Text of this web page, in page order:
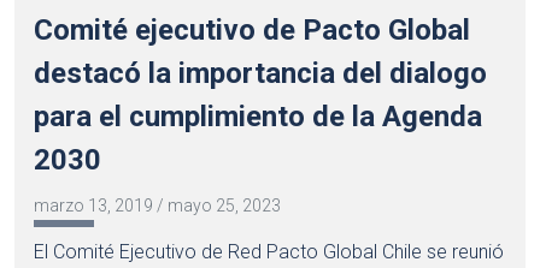
Comité ejecutivo de Pacto Global
destacó la importancia del dialogo
para el cumplimiento de la Agenda
2030
marzo 13, 2019 / mayo 25, 2023
El Comité Ejecutivo de Red Pacto Global Chile se reunió